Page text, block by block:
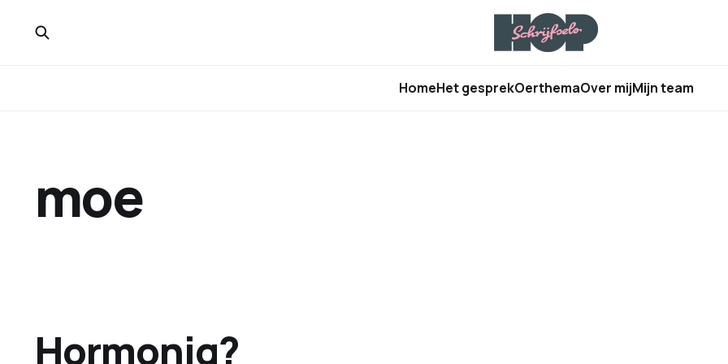
HomeHet gesprekOerthemaOver mijMijn team
moe
Hormonig?